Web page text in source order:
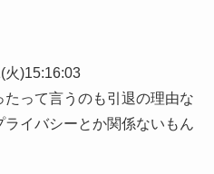
火)15:16:03
って言うのも引退の理由な
イバシーとか関係ないもん